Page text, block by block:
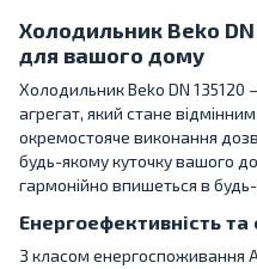
Холодильник Beko DN
для вашого дому
Холодильник Beko DN
агрегат, який стане
окремостояче виконання
будь-якому куточку вашого
гармонійно впишеться в будь-
Енергоефективність та
З класом енергоспоживання